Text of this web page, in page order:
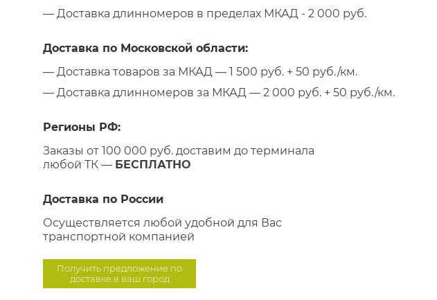
— Доставка длинномеров в пределах МКАД - 2 000 руб.
Доставка по Московской области:
— Доставка товаров за МКАД — 1 500 руб. + 50 руб./км.
— Доставка длинномеров за МКАД — 2 000 руб. + 50 руб./км.
Регионы РФ:
Заказы от 100 000 руб. доставим до терминала
любой ТК — БЕСПЛАТНО
Доставка по России
Осуществляется любой удобной для Вас
транспортной компанией
Получить предложение по
доставке в ваш город